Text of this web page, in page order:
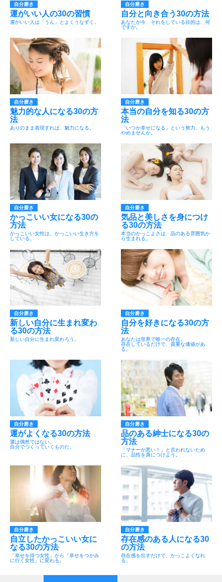
自分磨き
運がいい人の30の習慣
運がいい人は「うん」とよくうなずく。
自分磨き
自分と向き合う30の方法
あなたが今、それをしている目的は、何
ですか。
自分磨き
魅力的な人になる30の方
法
ありのまま表現すれば、魅力になる。
自分磨き
本当の自分を知る30の方
法
「いつか幸せになる」という努力、もう
やめませんか。
自分磨き
かっこいい女になる30の
方法
かっこいい女性は、かっこいい生き方を
している。
自分磨き
気品と美しさを身につけ
る30の方法
本当のかっこよさは、品のある雰囲気か
ら生まれる。
自分磨き
新しい自分に生まれ変わ
る30の方法
新しい自分に生まれ変わろう。
自分磨き
自分を好きになる30の方
法
あなたは世界で唯一の存在。
存在しているだけで、貴重な価値があ
る。
自分磨き
運がよくなる30の方法
運は偶然ではない。
自分でつくっていくものだ。
自分磨き
品のある紳士になる30の
方法
「マナーが悪い！」と言われないため
に、品性を身につけよう。
自分磨き
自立したかっこいい女に
なる30の方法
「幸せを待つ女性」から「幸せをつかみ
に行く女性」に変わる。
自分磨き
存在感のある人になる30
の方法
存在感を出すだけで、かっこよくなれ
る。